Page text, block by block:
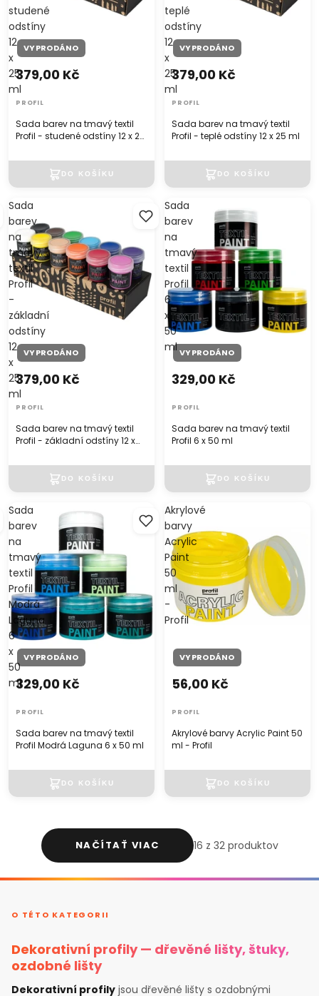
studené
odstíny
12
x
25
ml
VYPRODÁNO
Sada barev na tmavý textil
Profil - studené odstíny 12 x 25
379,00 Kč
PROFIL
teplé
odstíny
12
x
25
ml
VYPRODÁNO
Sada barev na tmavý textil
Profil - teplé odstíny 12 x 25 ml
379,00 Kč
PROFIL
Sada
barev
na
tmavý
textil
Profil
-
základní
odstíny
12
x
25
ml
VYPRODÁNO
Sada barev na tmavý textil
Profil - základní odstíny 12 x
379,00 Kč
PROFIL
Sada
barev
na
tmavý
textil
Profil
6
x
50
mlVYPRODÁNO
Sada barev na tmavý textil
Profil 6 x 50 ml
329,00 Kč
PROFIL
Sada
barev
na
tmavý
textil
Profil
Modrá
Laguna
6
x
50
ml
VYPRODÁNO
Sada barev na tmavý textil
Profil Modrá Laguna 6 x 50 ml
329,00 Kč
PROFIL
Akrylové
barvy
Acrylic
Paint
50
ml
-
Profil
VYPRODÁNO
Akrylové barvy Acrylic Paint 50
ml - Profil
56,00 Kč
PROFIL
NAČÍTAŤ VIAC 16 z 32 produktov
O TÉTO KATEGORII
Dekorativní profily — dřevěné lišty, štuky,
ozdobné lišty
Dekorativní profily jsou dřevěné lišty s ozdobnými